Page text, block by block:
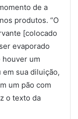
de a
produtos. “O
[colocado
evaporado
houver um
sua diluição,
um pão com
o texto da